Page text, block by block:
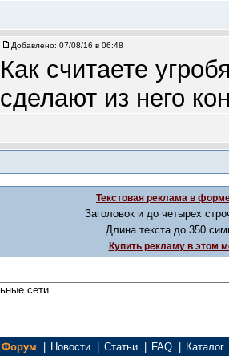
Добавлено: 07/08/16 в 06:48
Как считаете
сделают из него
Текстовая реклама в
Заголовок и до четырех
Длина текста до 350
Купить рекламу в этом
Форум Новости Статьи FAQ Каталог